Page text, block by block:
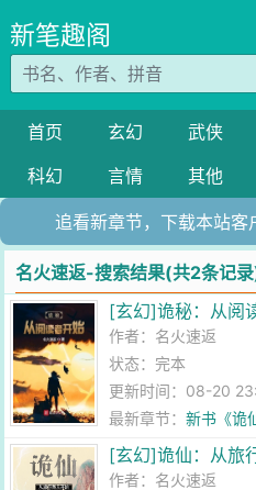
新笔趣阁
首页 玄幻 武侠
科幻
言情 其他
追看新章节，下载本站客
名火速返-搜索结果(共2条记
[玄幻]诡秘：从阅
作者： 名火速返
状态：完本
更新时间：08-20
最新章节：新书《诡
书友们移步赏光
[玄幻]诡仙：从旅
作者： 名火速返